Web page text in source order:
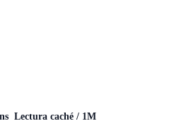
Lectura caché / 1M